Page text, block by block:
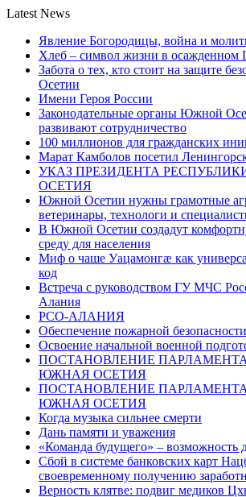
Latest News
Явление Богородицы, война и
Хлеб – символ жизни в осажденном
Забота о тех, кто стоит на защите
Осетии
Имени Героя России
Законодательные органы Южной
развивают сотрудничество
100 миллионов для гражданских
Марат Камболов посетил
УКАЗ ПРЕЗИДЕНТА
ОСЕТИЯ
Южной Осетии нужны грамотные
ветеринары, технологи и
В Южной Осетии создадут
среду для населения
Миф о чаше Уацамонгæ как
код
Встреча с руководством ГУ МЧС
Алания
РСО-АЛАНИЯ
Обеспечение пожарной безопасности
Освоение начальной военной
ПОСТАНОВЛЕНИЕ
ЮЖНАЯ ОСЕТИЯ
ПОСТАНОВЛЕНИЕ
ЮЖНАЯ ОСЕТИЯ
Когда музыка сильнее смерти
Дань памяти и уважения
«Команда будущего» – возможность
Сбой в системе банковских карт
своевременному получению
Верность клятве: подвиг медиков